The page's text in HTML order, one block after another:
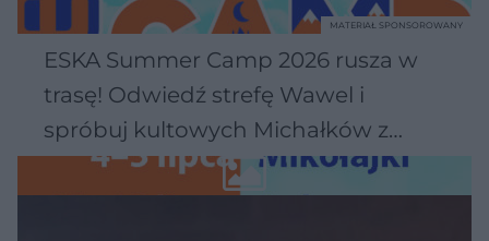
ESKA Summer Camp 2026 rusza w
trasę! Odwiedź strefę Wawel i
spróbuj kultowych Michałków z
Wawelu
MATERIAŁ SPONSOROWANY